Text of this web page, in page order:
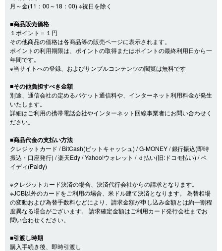
月～金(11：00～18：00) ※祝日を除く
■商品販売価格
１ポイント＝１円
その他商品の価格は各商品等の販売ページに表示されます。
ポイントの利用期限は、ポイントの取得またはポイントの最終利用日から一
年間です。
※当サイトへの登録、およびサンプルコンテンツの閲覧は無料です
■その他負担すべき金額
別途、通信会社の定めるパケット通信料や、インターネット利用料金が発生
いたします。
詳細はご利用の携帯電話会社やインターネット回線事業者にお問い合わせく
ださい。
■商品代金の支払い方法
クレジットカード / BitCash(ビットキャッシュ) / G-MONEY / 銀行振込(即時
振込・口座発行) / 楽天Edy / Yahoo!ウォレット / ｄ払い(旧:ドコモ払い) / ペ
イディ(Paidy)
※クレジットカード決済の場合、決済代行会社からの請求となります。
※JCB以外のカードをご利用の場合、米ドル建て決済となります。 為替相場
の変動および為替手数料などにより、請求金額が申し込み金額とは約一割程
度異なる場合がございます。 請求確定金額はご利用カード発行会社までお
問い合わせください。
■引渡し時期
購入手続き後、即時引渡し